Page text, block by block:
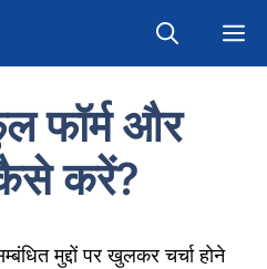
फॉर्म और
करें?
मुद्दों पर खुलकर चर्चा होने